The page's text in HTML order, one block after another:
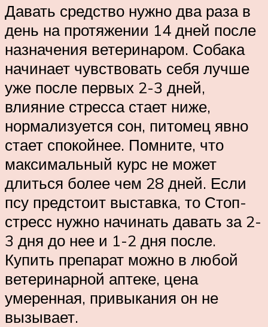
Давать средство нужно два раза в
день на протяжении 14 дней после
назначения ветеринаром. Собака
начинает чувствовать себя лучше
уже после первых 2-3 дней,
влияние стресса стает ниже,
нормализуется сон, питомец явно
стает спокойнее. Помните, что
максимальный курс не может
длиться более чем 28 дней. Если
псу предстоит выставка, то Стоп-
стресс нужно начинать давать за 2-
3 дня до нее и 1-2 дня после.
Купить препарат можно в любой
ветеринарной аптеке, цена
умеренная, привыкания он не
вызывает.